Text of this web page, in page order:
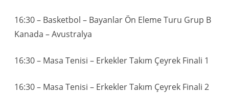
16:30 – Basketbol – Bayanlar Ön Eleme Turu Grup B
Kanada – Avustralya
16:30 – Masa Tenisi – Erkekler Takım Çeyrek Finali 1
16:30 – Masa Tenisi – Erkekler Takım Çeyrek Finali 2